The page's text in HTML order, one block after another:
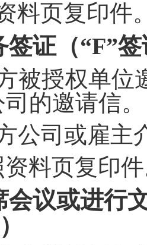
料页复印件
签证（“F”
被授权单位
的邀请信。
公司或雇主
资料页复印
会议或进行